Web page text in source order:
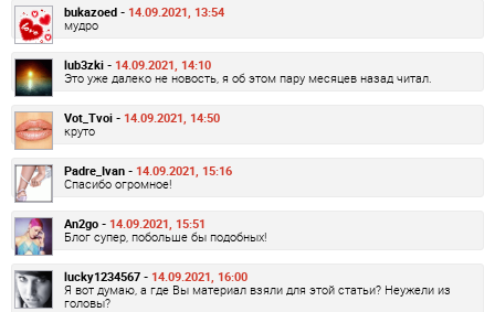
bukazoed - 14.09.2021, 13:54
мудро
lub3zki - 14.09.2021, 14:10
Это уже далеко не новость, я об этом пару месяцев назад читал.
Vot_Tvoi - 14.09.2021, 14:50
круто
Padre_Ivan - 14.09.2021, 15:16
Спасибо огромное!
An2go - 14.09.2021, 15:51
Блог супер, побольше бы подобных!
lucky1234567 - 14.09.2021, 16:00
Я вот думаю, а где Вы материал взяли для этой статьи? Неужели из
головы?